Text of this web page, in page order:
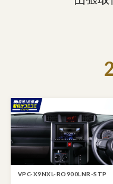
VPC-X9NXL-RO900LNR-STP